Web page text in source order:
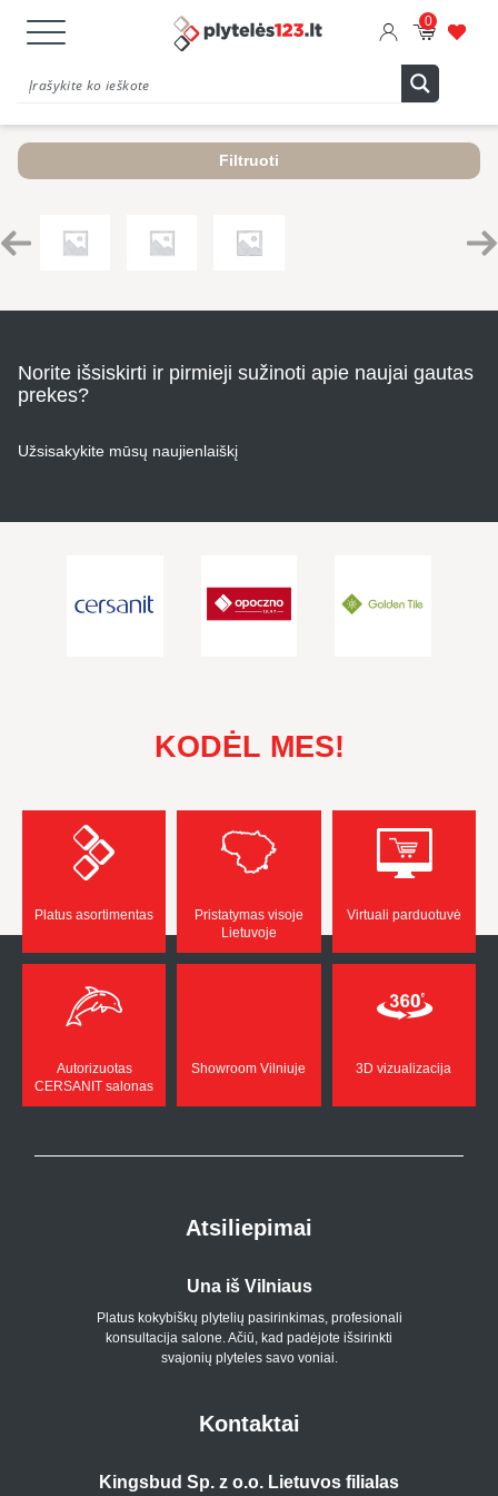
0
Filtruoti
Norite išsiskirti ir pirmieji sužinoti apie naujai gautas
prekes?
Užsisakykite mūsų naujienlaiškį
KODĖL MES!
Platus asortimentas
Pristatymas visoje
Lietuvoje
Virtuali parduotuvė
Autorizuotas
CERSANIT salonas
Showroom Vilniuje 3D vizualizacija
Atsiliepimai
Una iš Vilniaus
Platus kokybiškų plytelių pasirinkimas, profesionali
konsultacija salone. Ačiū, kad padėjote išsirinkti
svajonių plyteles savo voniai.
Kontaktai
Kingsbud Sp. z o.o. Lietuvos filialas